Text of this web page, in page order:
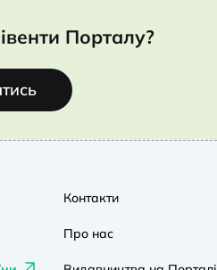
Порталу?
Контакти
Про нас